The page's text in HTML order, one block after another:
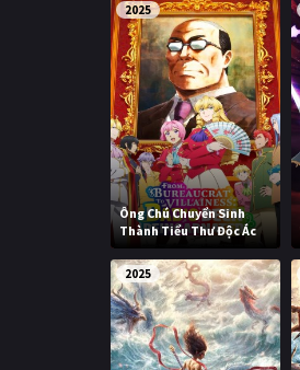
2025
Ông Chú Chuyển Sinh
Thành Tiểu Thư Độc Ác
2025